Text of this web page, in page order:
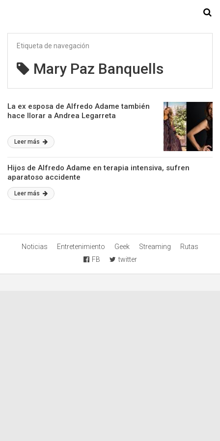
Etiqueta de navegación
Mary Paz Banquells
La ex esposa de Alfredo Adame también
hace llorar a Andrea Legarreta
Leer más
Hijos de Alfredo Adame en terapia intensiva, sufren
aparatoso accidente
Leer más
Noticias Entretenimiento Geek Streaming
Rutas
FB
twitter